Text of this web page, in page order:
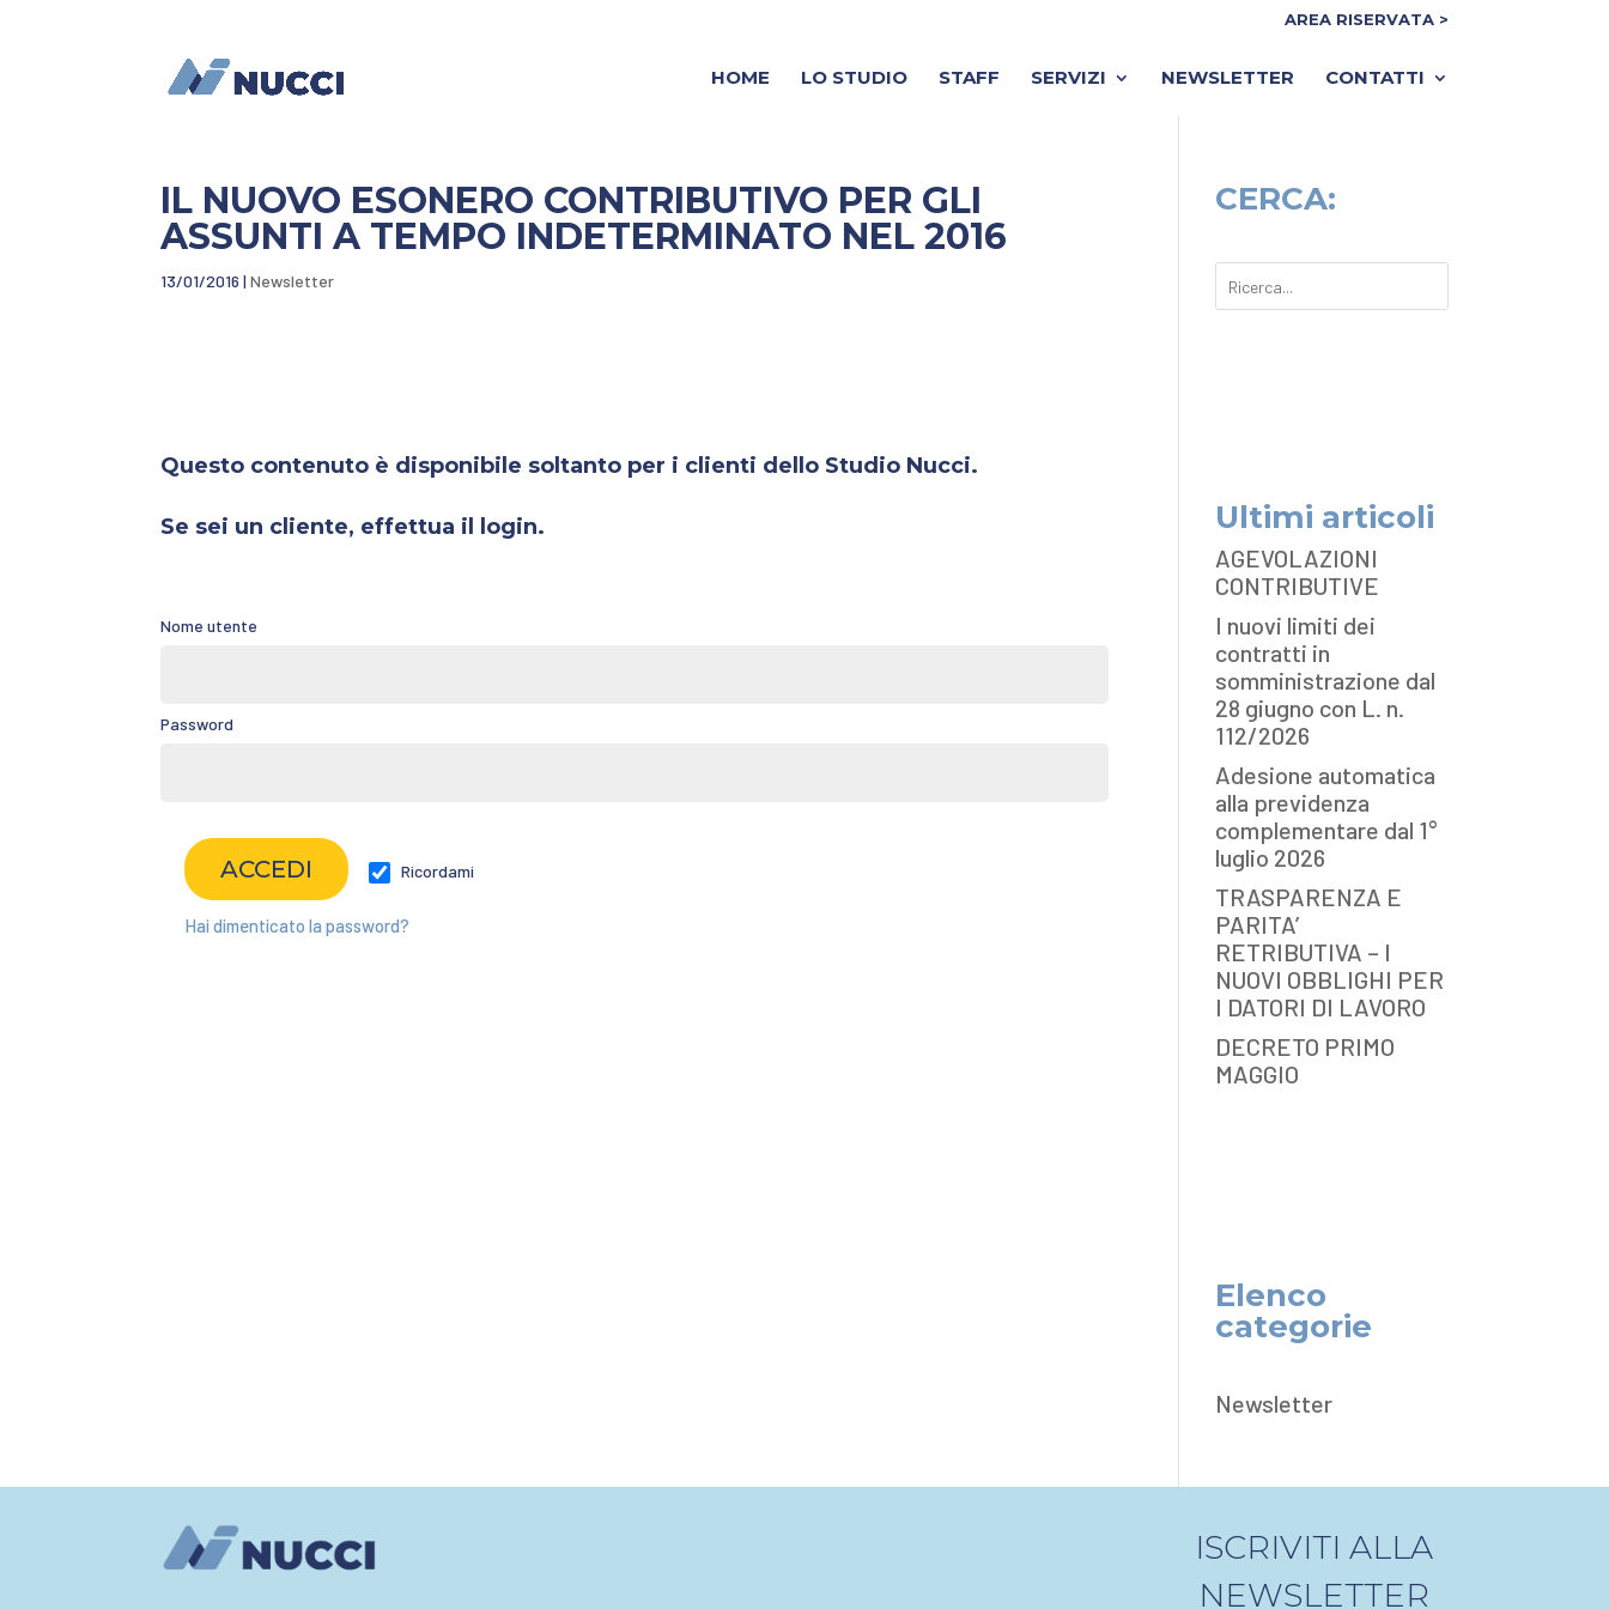
AREA RISERVATA >
HOME LO STUDIO STAFF SERVIZI NEWSLETTER CONTATTI
IL NUOVO ESONERO CONTRIBUTIVO PER GLI
ASSUNTI A TEMPO INDETERMINATO NEL 2016
13/01/2016 |Newsletter
Questo contenuto è disponibile soltanto per i clienti dello Studio Nucci.
Se sei un cliente, effettua il login.
Nome utente
Password
Ricordami
Hai dimenticato la password?
CERCA:
Ultimi articoli
AGEVOLAZIONI
CONTRIBUTIVE
I nuovi limiti dei
contratti in
somministrazione dal
28 giugno con L. n.
112/2026
Adesione automatica
alla previdenza
complementare dal 1°
luglio 2026
TRASPARENZA E
PARITA’
RETRIBUTIVA – I
NUOVI OBBLIGHI PER
I DATORI DI LAVORO
DECRETO PRIMO
MAGGIO
Elenco
categorie
Newsletter
ISCRIVITI ALLA
NEWSLETTER